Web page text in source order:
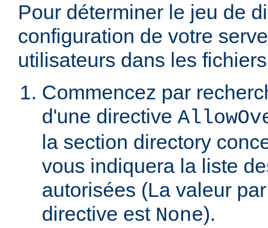
Pour déterminer le jeu de
configuration de votre
utilisateurs dans les
Commencez par
d'une directive
la section directory
vous indiquera la liste
autorisées (La valeur
directive est None).